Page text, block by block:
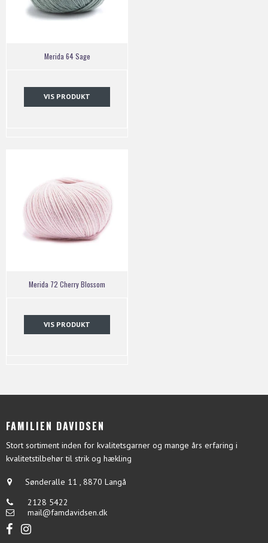
Merida 64 Sage
VIS PRODUKT
Merida 72 Cherry Blossom
VIS PRODUKT
FAMILIEN DAVIDSEN
Stort sortiment inden for kvalitetsgarner og mange års erfaring i
kvalitetstilbehør til strik og hækling
Sønderalle 11 , 8870 Langå
2128 5422
mail@famdavidsen.dk